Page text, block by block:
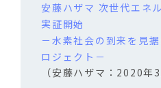
安藤ハザマ 次世代エネ
実証開始
－水素社会の到来を見
ロジェクト－
（安藤ハザマ：2020年